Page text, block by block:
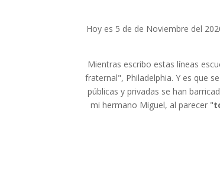
Hoy es 5 de de Noviembre del
Mientras escribo estas líneas
fraternal", Philadelphia. Y es que
públicas y privadas se han
mi hermano Miguel, al parecer "